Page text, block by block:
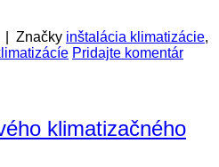
Značky inštalácia klimatizácie,
Pridajte komentár
klimatizačného